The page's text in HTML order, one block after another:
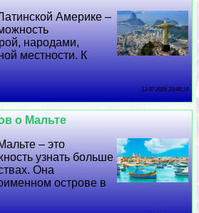
Америке –
народами,
местности. К
13 07 2026 23:48:14
о Мальте
– это
узнать больше
Она
острове в